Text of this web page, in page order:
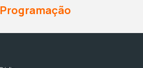
Programação